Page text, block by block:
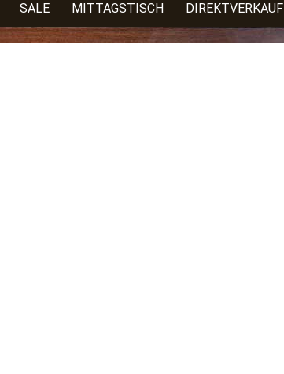
SALE MITTAGSTISCH DIREKTVERKAUF